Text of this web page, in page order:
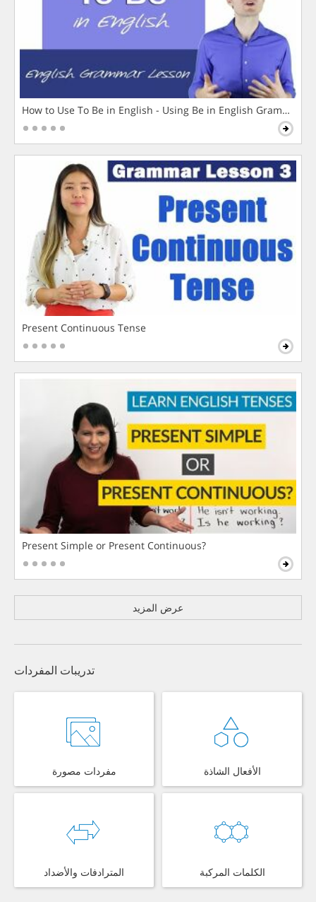
How to Use To Be in English - Using Be in English Grammar
Present Continuous Tense
Present Simple or Present Continuous?
عرض المزيد
تدريبات المفردات
مفردات مصورة الأفعال الشاذة
المترادفات والأضداد الكلمات المركبة